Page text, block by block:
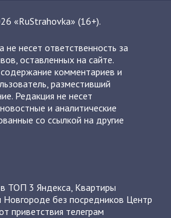
«RuStrahovka» (16+).
не несет ответственность за
оставленных на сайте.
комментариев и
разместивший
Редакция не несет
и аналитические
со ссылкой на другие
ТОП 3 Яндекса, Квартиры
без посредников Центр
приветствия телеграм